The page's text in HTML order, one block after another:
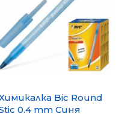
Bic Round
0.4 mm Синя